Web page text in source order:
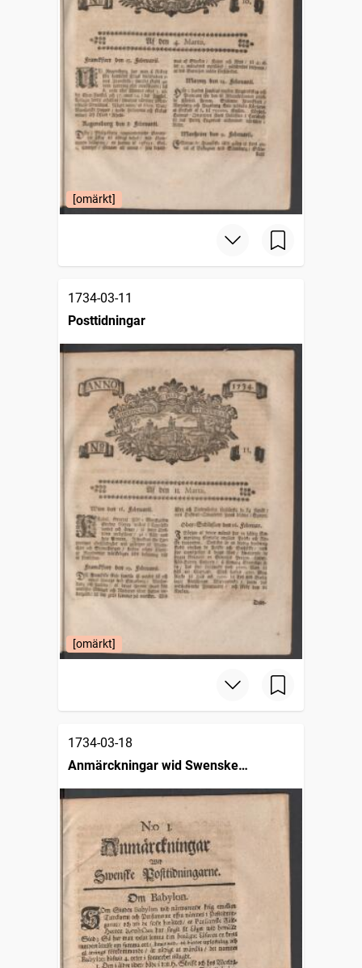
[omärkt]
1734-03-11
Posttidningar
[omärkt]
1734-03-18
Anmärckningar wid Swenske
posttidningarne